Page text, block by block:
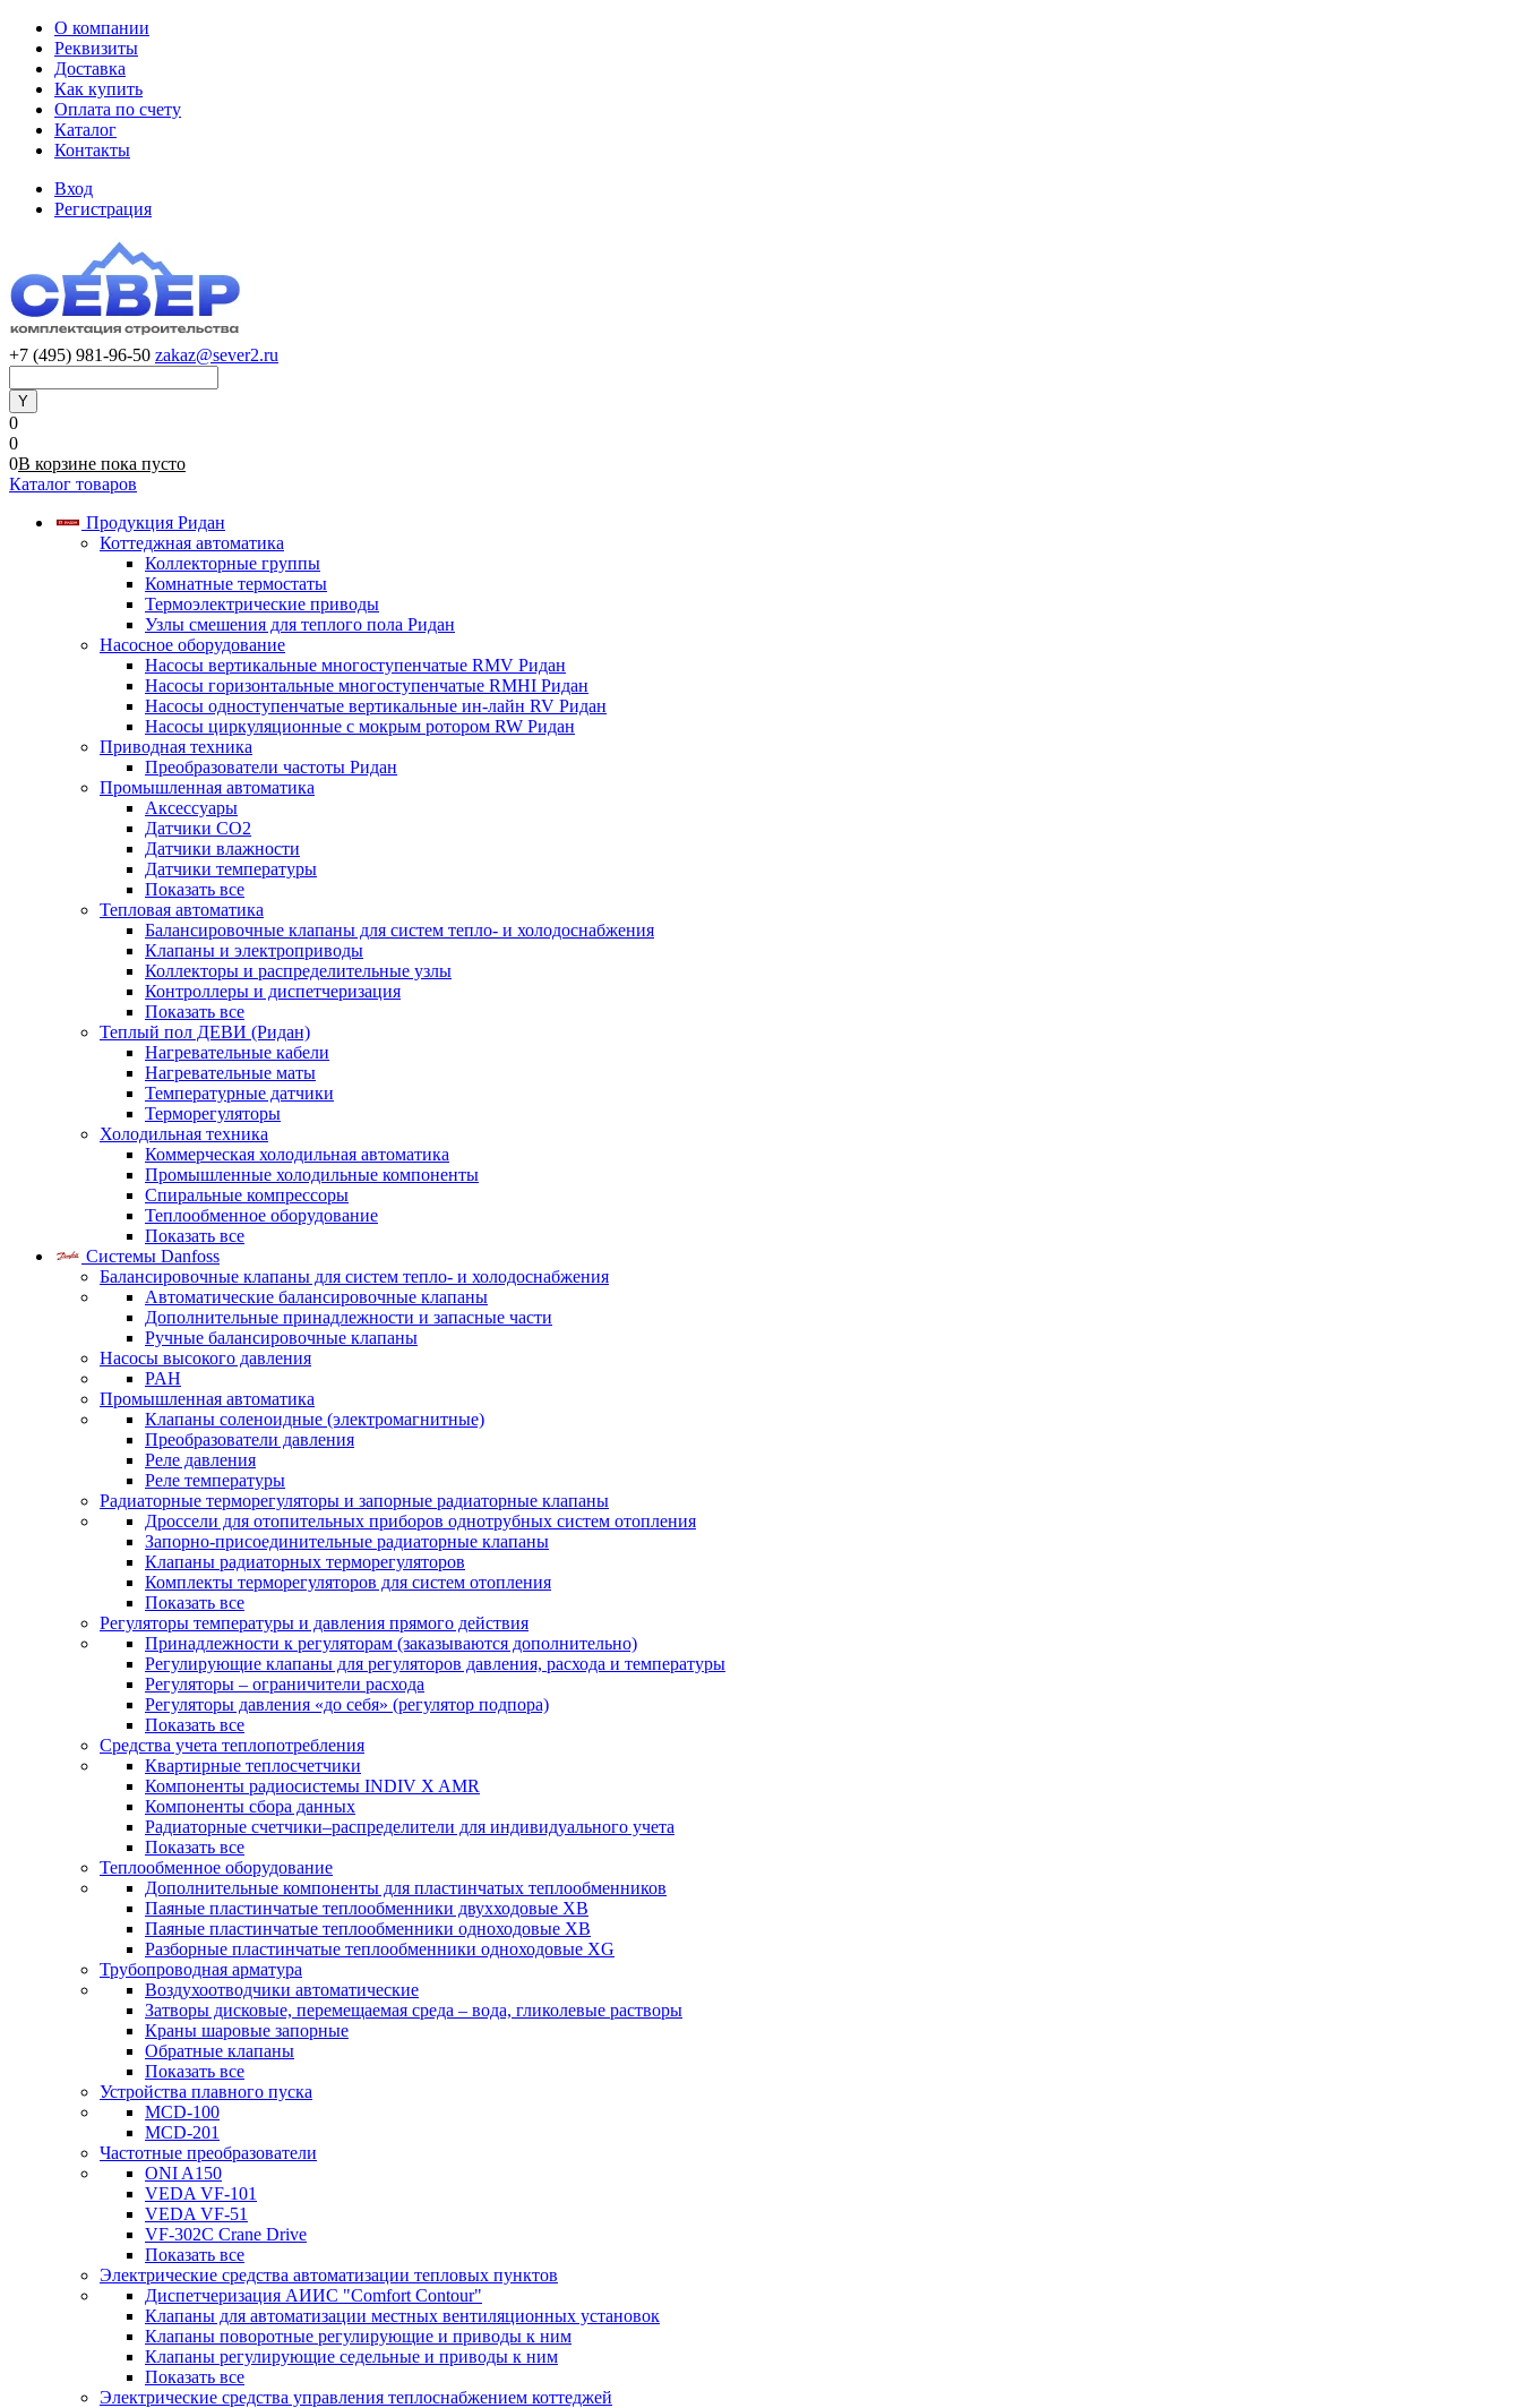
О компании
Реквизиты
Доставка
Как купить
Оплата по счету
Каталог
Контакты
Вход
Регистрация
+7 (495) 981-96-50 zakaz@sever2.ru
0
0
0В корзине пока пусто
Каталог товаров
Продукция Ридан
Коттеджная автоматика
Коллекторные группы
Комнатные термостаты
Термоэлектрические приводы
Узлы смешения для теплого пола Ридан
Насосное оборудование
Насосы вертикальные многоступенчатые RMV Ридан
Насосы горизонтальные многоступенчатые RMHI Ридан
Насосы одноступенчатые вертикальные ин-лайн RV Ридан
Насосы циркуляционные с мокрым ротором RW Ридан
Приводная техника
Преобразователи частоты Ридан
Промышленная автоматика
Аксессуары
Датчики CO2
Датчики влажности
Датчики температуры
Показать все
Тепловая автоматика
Балансировочные клапаны для систем тепло- и холодоснабжения
Клапаны и электроприводы
Коллекторы и распределительные узлы
Контроллеры и диспетчеризация
Показать все
Теплый пол ДЕВИ (Ридан)
Нагревательные кабели
Нагревательные маты
Температурные датчики
Терморегуляторы
Холодильная техника
Коммерческая холодильная автоматика
Промышленные холодильные компоненты
Спиральные компрессоры
Теплообменное оборудование
Показать все
Системы Danfoss
Балансировочные клапаны для систем тепло- и холодоснабжения
Автоматические балансировочные клапаны
Дополнительные принадлежности и запасные части
Ручные балансировочные клапаны
Насосы высокого давления
PAH
Промышленная автоматика
Клапаны соленоидные (электромагнитные)
Преобразователи давления
Реле давления
Реле температуры
Радиаторные терморегуляторы и запорные радиаторные клапаны
Дроссели для отопительных приборов однотрубных систем отопления
Запорно-присоединительные радиаторные клапаны
Клапаны радиаторных терморегуляторов
Комплекты терморегуляторов для систем отопления
Показать все
Регуляторы температуры и давления прямого действия
Принадлежности к регуляторам (заказываются дополнительно)
Регулирующие клапаны для регуляторов давления, расхода и температуры
Регуляторы – ограничители расхода
Регуляторы давления «до себя» (регулятор подпора)
Показать все
Средства учета теплопотребления
Квартирные теплосчетчики
Компоненты радиосистемы INDIV X AMR
Компоненты сбора данных
Радиаторные счетчики–распределители для индивидуального учета
Показать все
Теплообменное оборудование
Дополнительные компоненты для пластинчатых теплообменников
Паяные пластинчатые теплообменники двухходовые XB
Паяные пластинчатые теплообменники одноходовые ХВ
Разборные пластинчатые теплообменники одноходовые ХG
Трубопроводная арматура
Воздухоотводчики автоматические
Затворы дисковые, перемещаемая среда – вода, гликолевые растворы
Краны шаровые запорные
Обратные клапаны
Показать все
Устройства плавного пуска
MCD-100
MCD-201
Частотные преобразователи
ONI A150
VEDA VF-101
VEDA VF-51
VF-302C Crane Drive
Показать все
Электрические средства автоматизации тепловых пунктов
Диспетчеризация АИИС "Comfort Contour"
Клапаны для автоматизации местных вентиляционных установок
Клапаны поворотные регулирующие и приводы к ним
Клапаны регулирующие седельные и приводы к ним
Показать все
Электрические средства управления теплоснабжением коттеджей